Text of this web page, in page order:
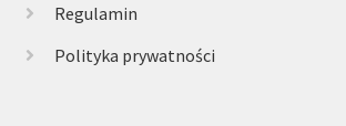
Regulamin
Polityka prywatności